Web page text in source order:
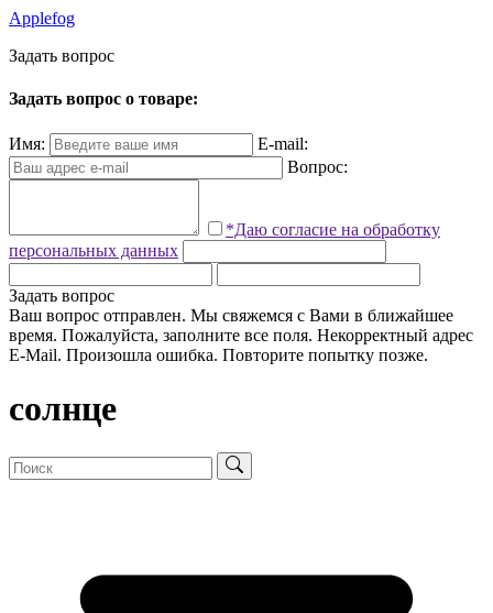
Applefog
Задать вопрос
Задать вопрос о товаре:
Имя:
E-mail:
Вопрос:
*Даю согласие на обработку
персональных данных
Задать вопрос
Ваш вопрос отправлен. Мы свяжемся с Вами в ближайшее
время. Пожалуйста, заполните все поля. Некорректный адрес
E-Mail. Произошла ошибка. Повторите попытку позже.
солнце